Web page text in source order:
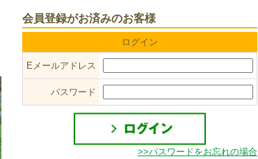
会員登録がお済みのお客様
ログイン
Eメールアドレス
パスワード
>>パスワードをお忘れの場合